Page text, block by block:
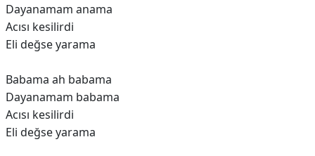
Dayanamam anama
Acısı kesilirdi
Eli değse yarama
Babama ah babama
Dayanamam babama
Acısı kesilirdi
Eli değse yarama